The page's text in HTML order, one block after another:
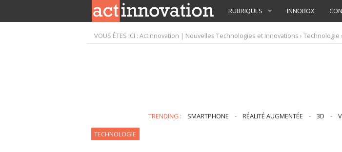
RUBRIQUES INNOBOX
VOUS ÊTES ICI :Actinnovation | Nouvelles Technologies et Innovations ›Technologie
TRENDING : SMARTPHONE - RÉALITÉ AUGMENTÉE - 3D -
TECHNOLOGIE